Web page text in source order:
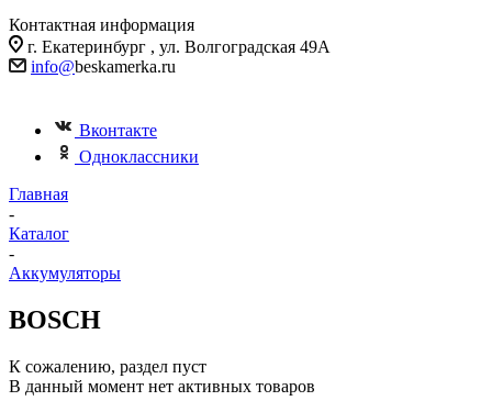
Контактная информация
г. Екатеринбург , ул. Волгоградская 49А
info@beskamerka.ru
Вконтакте
Одноклассники
Главная
-
Каталог
-
Аккумуляторы
BOSCH
К сожалению, раздел пуст
В данный момент нет активных товаров